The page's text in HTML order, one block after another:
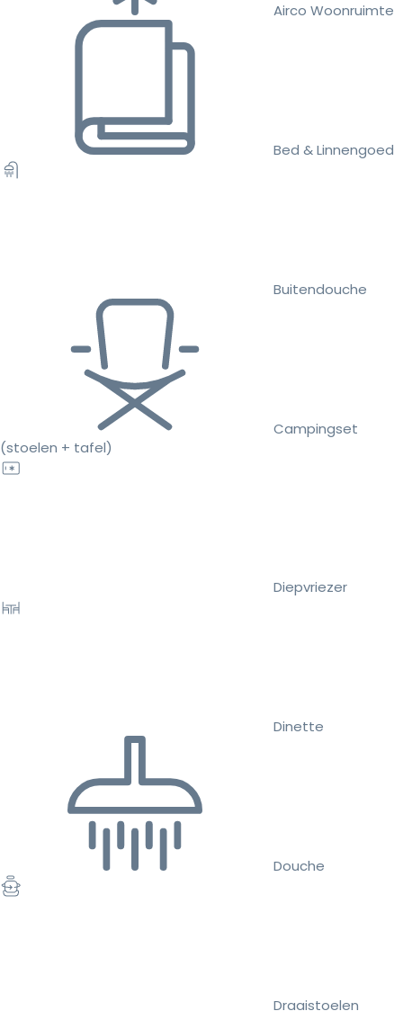
Airco Woonruimte
Bed & Linnengoed
Buitendouche
Campingset
(stoelen + tafel)
Diepvriezer
Dinette
Douche
Draaistoelen